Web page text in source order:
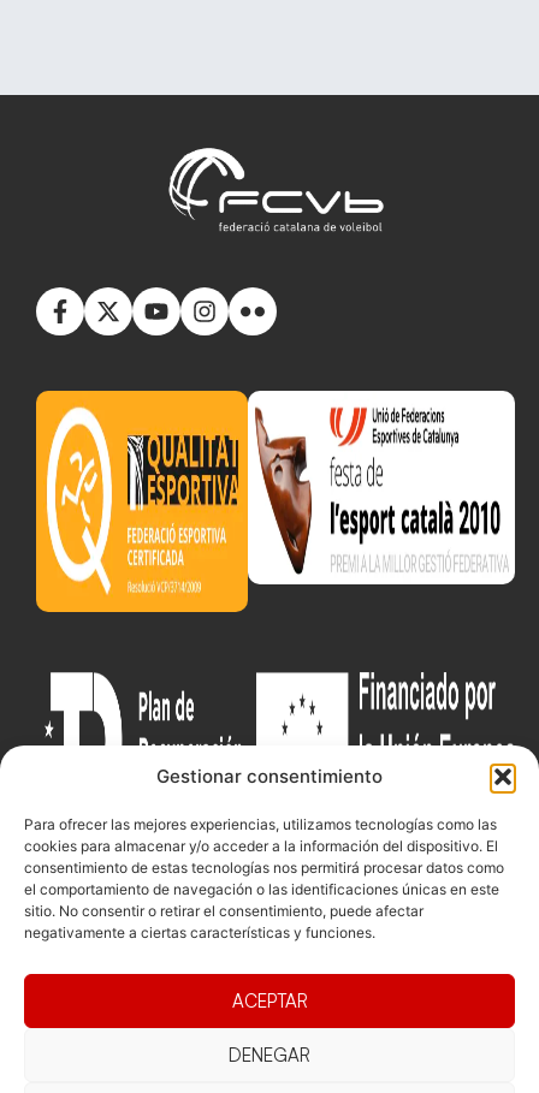
Gestionar consentimiento
Para ofrecer las mejores experiencias, utilizamos tecnologías como las
cookies para almacenar y/o acceder a la información del dispositivo. El
consentimiento de estas tecnologías nos permitirá procesar datos como
el comportamiento de navegación o las identificaciones únicas en este
sitio. No consentir o retirar el consentimiento, puede afectar
negativamente a ciertas características y funciones.
ACEPTAR
DENEGAR
Junta
Competicions
Pista
Competiciones
Documentacio
Transparència
Eleccions
Contacte
Jonqueres,
08003